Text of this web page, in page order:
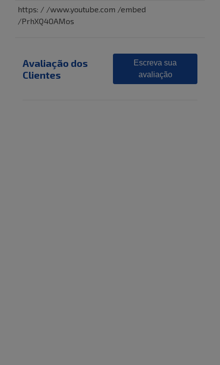
https: / /www.youtube.com /embed
/PrhXQ4OAMos
Avaliação dos
Clientes
Escreva sua
avaliação